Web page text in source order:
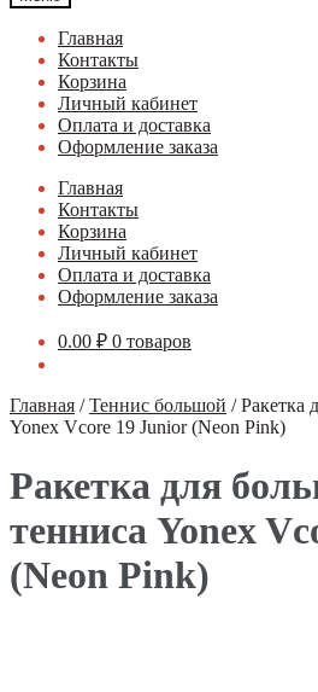
Главная
Контакты
Корзина
Личный кабинет
Оплата и доставка
Оформление заказа
Главная
Контакты
Корзина
Личный кабинет
Оплата и доставка
Оформление заказа
0.00 ₽ 0 товаров
Главная /Теннис большой /Ракетка
Yonex Vcore 19 Junior (Neon Pink)
Ракетка для
тенниса Yonex
(Neon Pink)